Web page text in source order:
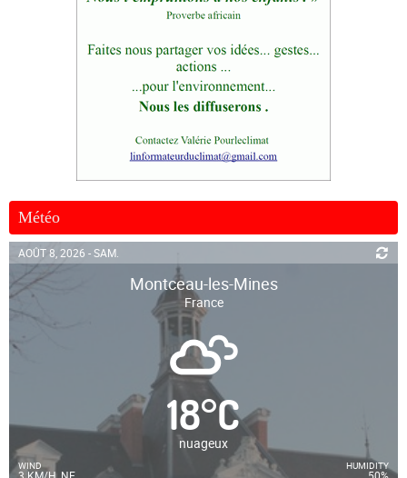
Météo
AOÛT 8, 2026 - SAM.
Montceau-les-Mines
France
18°C
nuageux
WIND HUMIDITY